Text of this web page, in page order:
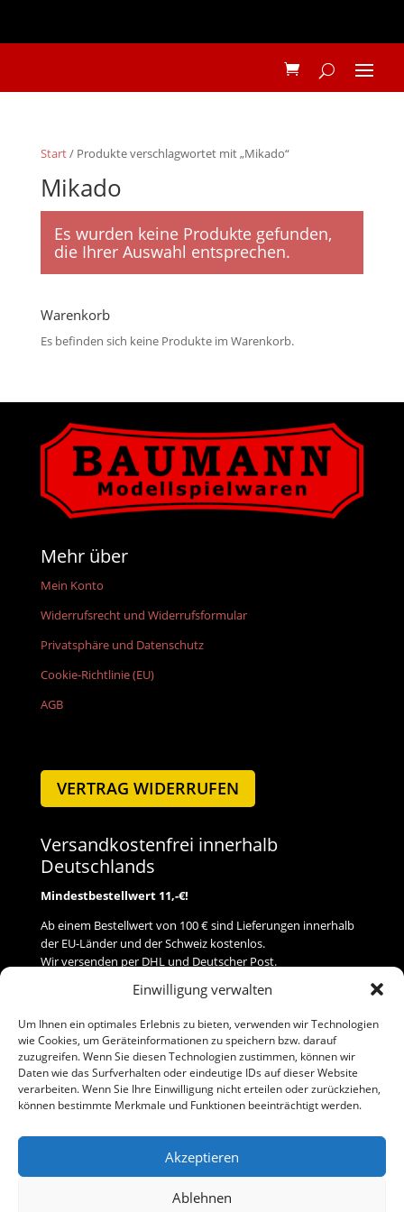
Einwilligung verwalten
Um Ihnen ein optimales Erlebnis zu bieten, verwenden wir Technologien
wie Cookies, um Geräteinformationen zu speichern bzw. darauf
zuzugreifen. Wenn Sie diesen Technologien zustimmen, können wir
Daten wie das Surfverhalten oder eindeutige IDs auf dieser Website
verarbeiten. Wenn Sie Ihre Einwilligung nicht erteilen oder zurückziehen,
können bestimmte Merkmale und Funktionen beeinträchtigt werden.
Akzeptieren
Ablehnen
Start/ Produkte verschlagwortet mit „Mikado“
Mikado
Es wurden keine Produkte gefunden,
die Ihrer Auswahl entsprechen.
Warenkorb
Es befinden sich keine Produkte im Warenkorb.
Mehr über
Mein Konto
Widerrufsrecht und Widerrufsformular
Privatsphäre und Datenschutz
Cookie-Richtlinie (EU)
AGB
VERTRAG WIDERRUFEN
Versandkostenfrei innerhalb
Deutschlands
Mindestbestellwert 11,-€!
Ab einem Bestellwert von 100 € sind Lieferungen innerhalb
der EU-Länder und der Schweiz kostenlos.
Wir versenden per DHL und Deutscher Post.
Versand
Zahlung
Baumann Modellspielwaren
Telefon (0 91 61) 33 84